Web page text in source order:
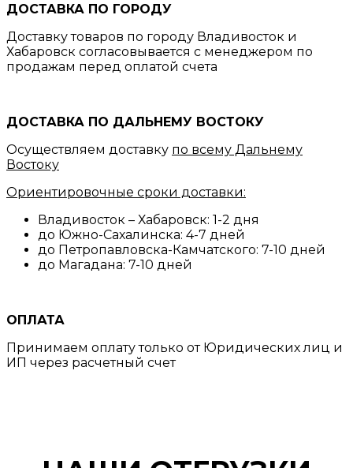
ДОСТАВКА ПО ГОРОДУ
Доставку товаров по городу Владивосток и
Хабаровск согласовывается с менеджером по
продажам перед оплатой счета
ДОСТАВКА ПО ДАЛЬНЕМУ ВОСТОКУ
Осуществляем доставку по всему Дальнему
Востоку
Ориентировочные сроки доставки:
Владивосток – Хабаровск: 1-2 дня
до Южно-Сахалинска: 4-7 дней
до Петропавловска-Камчатского: 7-10 дней
до Магадана: 7-10 дней
ОПЛАТА
Принимаем оплату только от Юридических лиц и
ИП через расчетный счет